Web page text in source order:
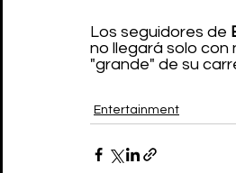
Los seguidores de
no llegará solo con
"grande" de su
Entertainment